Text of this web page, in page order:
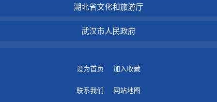
湖北省文化和旅游厅
武汉市人民政府
设为首页 加入收藏
联系我们 网站地图